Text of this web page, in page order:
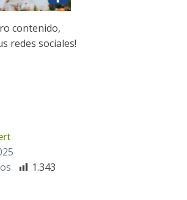
contenido,
redes sociales!
1.343